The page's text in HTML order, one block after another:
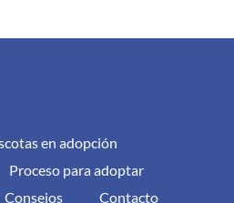
en adopción
Proceso para adoptar
Consejos Contacto